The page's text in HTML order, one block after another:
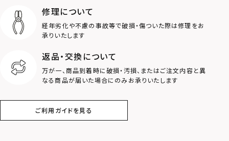
ロゴ
クラウン
修理について
経年劣化や不慮の事故等で破損・傷ついた際は修理をお
承りいたします
返品・交換について
万が一、商品到着時に破損・汚損、またはご注文内容と異
なる商品が届いた場合にのみお承りいたします
ご利用ガイドを見る